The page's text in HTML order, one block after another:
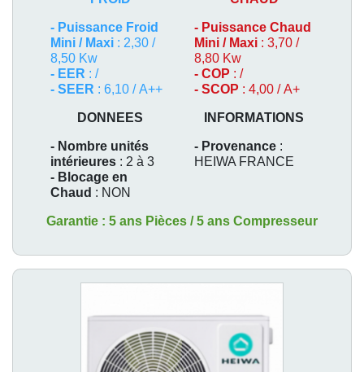
- Puissance Froid
Mini / Maxi : 2,30 /
8,50 Kw
- EER : /
- SEER : 6,10 / A++
- Puissance Chaud
Mini / Maxi : 3,70 /
8,80 Kw
- COP : /
- SCOP : 4,00 / A+
DONNEES
- Nombre unités
intérieures : 2 à 3
- Blocage en
Chaud : NON
INFORMATIONS
- Provenance :
HEIWA FRANCE
Garantie : 5 ans Pièces / 5 ans Compresseur